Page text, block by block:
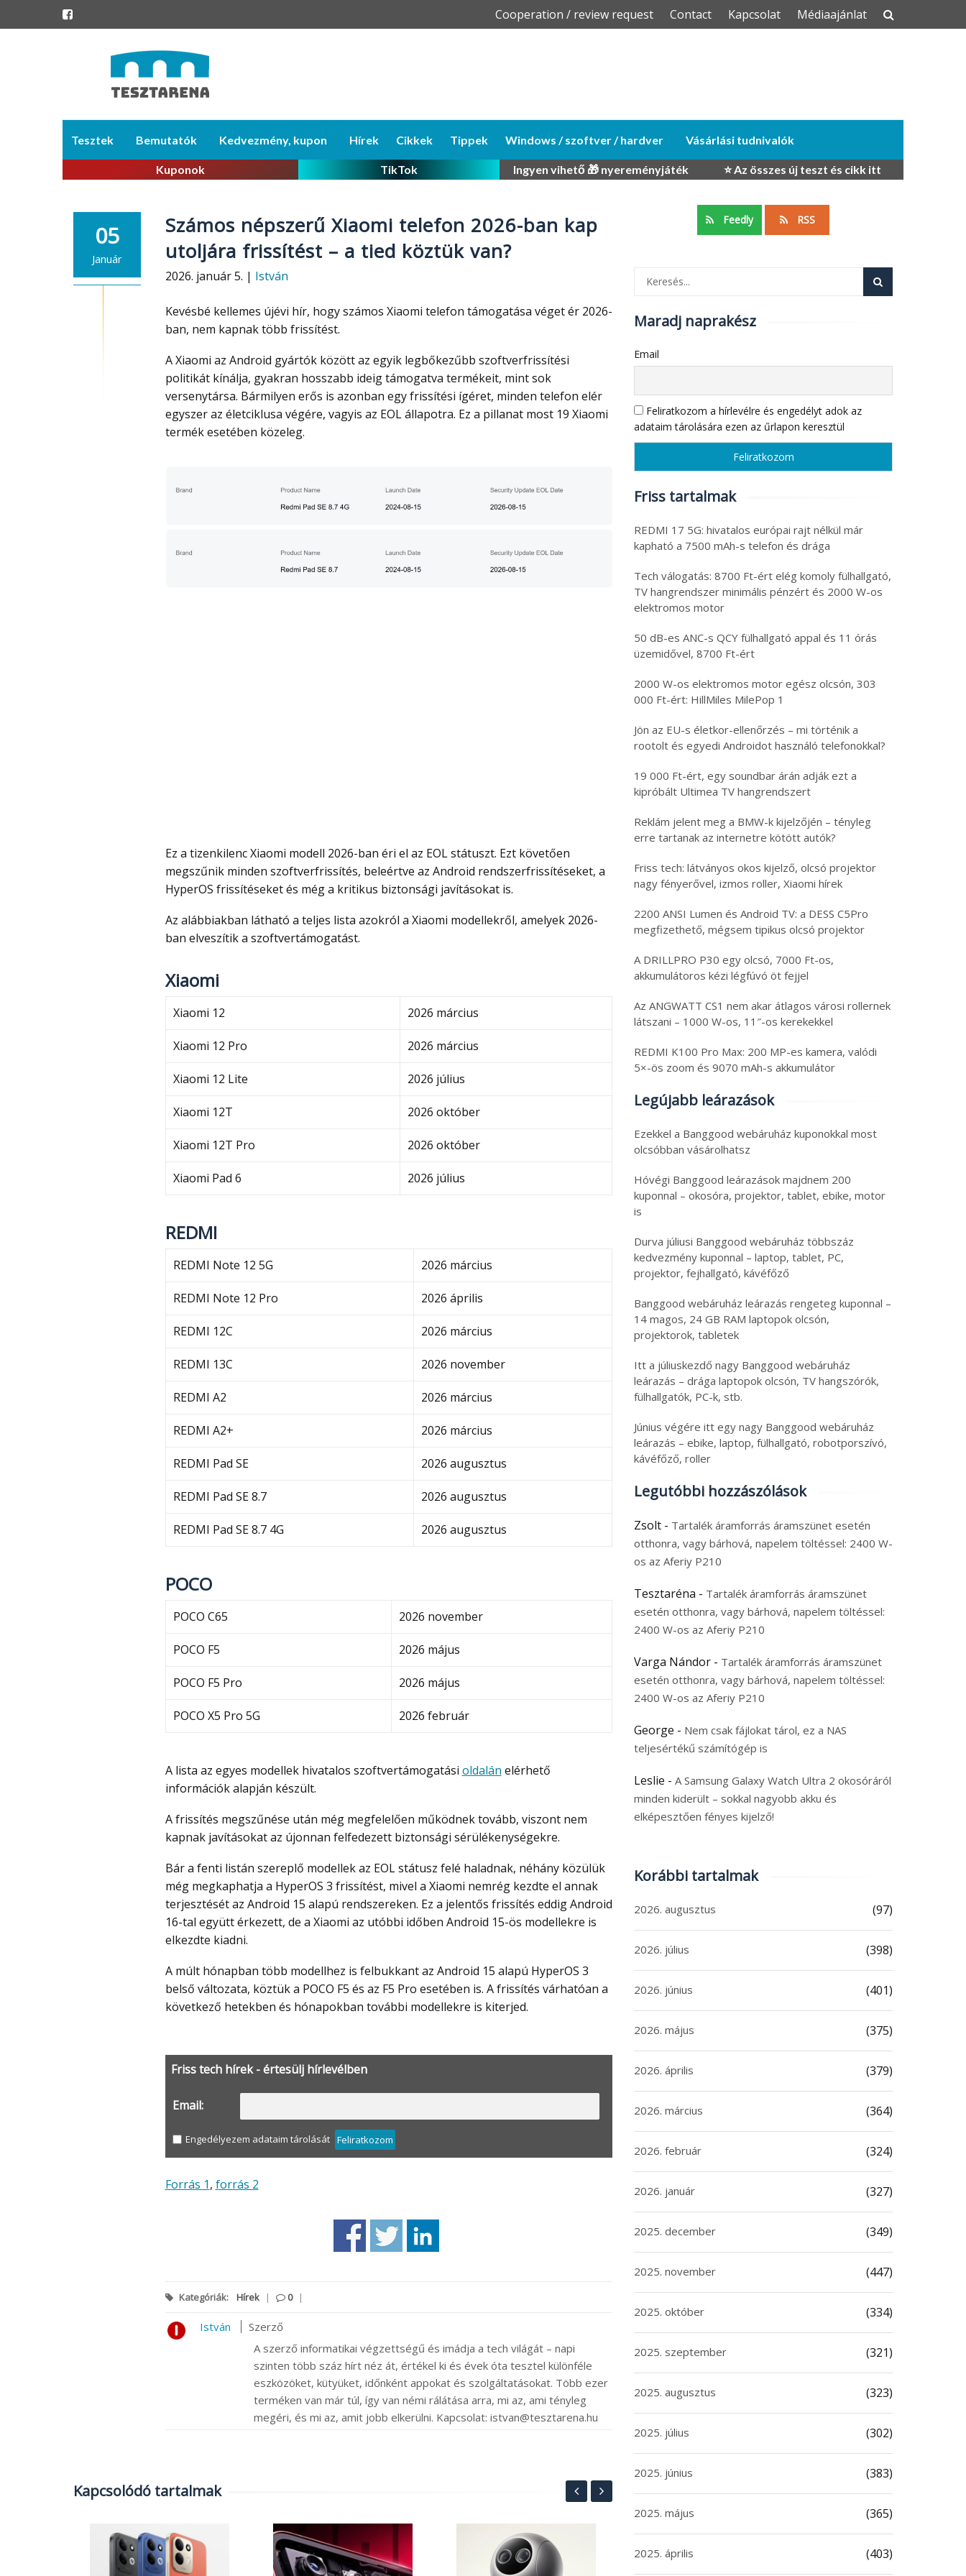
Skip
Cooperation / review request Contact Kapcsolat Médiaajánlat
content
Tesztek Bemutatók Kedvezmény, kupon Hírek Cikkek Tippek Windows / szoftver / hardver Vásárlási tudnivalók
Kuponok TikTok Ingyen vihető 🎁 nyereményjáték ⭐ Az összes új teszt és cikk itt
05
Január
Számos népszerű Xiaomi telefon 2026-ban kap
utoljára frissítést – a tied köztük van?
2026. január 5. | István
Kevésbé kellemes újévi hír, hogy számos Xiaomi telefon támogatása véget ér 2026-
ban, nem kapnak több frissítést.
A Xiaomi az Android gyártók között az egyik legbőkezűbb szoftverfrissítési
politikát kínálja, gyakran hosszabb ideig támogatva termékeit, mint sok
versenytársa. Bármilyen erős is azonban egy frissítési ígéret, minden telefon elér
egyszer az életciklusa végére, vagyis az EOL állapotra. Ez a pillanat most 19 Xiaomi
termék esetében közeleg.
Ez a tizenkilenc Xiaomi modell 2026-ban éri el az EOL státuszt. Ezt követően
megszűnik minden szoftverfrissítés, beleértve az Android rendszerfrissítéseket, a
HyperOS frissítéseket és még a kritikus biztonsági javításokat is.
Az alábbiakban látható a teljes lista azokról a Xiaomi modellekről, amelyek 2026-
ban elveszítik a szoftvertámogatást.
Xiaomi
Xiaomi 12 2026 március
Xiaomi 12 Pro 2026 március
Xiaomi 12 Lite 2026 július
Xiaomi 12T 2026 október
Xiaomi 12T Pro 2026 október
Xiaomi Pad 6 2026 július
REDMI
REDMI Note 12 5G 2026 március
REDMI Note 12 Pro 2026 április
REDMI 12C 2026 március
REDMI 13C 2026 november
REDMI A2 2026 március
REDMI A2+ 2026 március
REDMI Pad SE 2026 augusztus
REDMI Pad SE 8.7 2026 augusztus
REDMI Pad SE 8.7 4G 2026 augusztus
POCO
POCO C65 2026 november
POCO F5 2026 május
POCO F5 Pro 2026 május
POCO X5 Pro 5G 2026 február
A lista az egyes modellek hivatalos szoftvertámogatási oldalán elérhető
információk alapján készült.
A frissítés megszűnése után még megfelelően működnek tovább, viszont nem
kapnak javításokat az újonnan felfedezett biztonsági sérülékenységekre.
Bár a fenti listán szereplő modellek az EOL státusz felé haladnak, néhány közülük
még megkaphatja a HyperOS 3 frissítést, mivel a Xiaomi nemrég kezdte el annak
terjesztését az Android 15 alapú rendszereken. Ez a jelentős frissítés eddig Android
16-tal együtt érkezett, de a Xiaomi az utóbbi időben Android 15-ös modellekre is
elkezdte kiadni.
A múlt hónapban több modellhez is felbukkant az Android 15 alapú HyperOS 3
belső változata, köztük a POCO F5 és az F5 Pro esetében is. A frissítés várhatóan a
következő hetekben és hónapokban további modellekre is kiterjed.
Friss tech hírek - értesülj hírlevélben
Email:
Engedélyezem adataim tárolását Feliratkozom
Forrás 1, forrás 2
Kategóriák: Hírek | 0 |
István
Szerző
A szerző informatikai végzettségű és imádja a tech világát – napi
szinten több száz hírt néz át, értékel ki és évek óta tesztel különféle
eszközöket, kütyüket, időnként appokat és szolgáltatásokat. Több ezer
terméken van már túl, így van némi rálátása arra, mi az, ami tényleg
megéri, és mi az, amit jobb elkerülni. Kapcsolat: istvan@tesztarena.hu
Kapcsolódó tartalmak
titán tok, 21 napos
a Google Assistant az
Feedly RSS
Maradj naprakész
Email
Feliratkozom a hírlevélre és engedélyt adok az
adataim tárolására ezen az űrlapon keresztül
Friss tartalmak
REDMI 17 5G: hivatalos európai rajt nélkül már
kapható a 7500 mAh-s telefon és drága
Tech válogatás: 8700 Ft-ért elég komoly fülhallgató,
TV hangrendszer minimális pénzért és 2000 W-os
elektromos motor
50 dB-es ANC-s QCY fülhallgató appal és 11 órás
üzemidővel, 8700 Ft-ért
2000 W-os elektromos motor egész olcsón, 303
000 Ft-ért: HillMiles MilePop 1
Jön az EU-s életkor-ellenőrzés – mi történik a
rootolt és egyedi Androidot használó telefonokkal?
19 000 Ft-ért, egy soundbar árán adják ezt a
kipróbált Ultimea TV hangrendszert
Reklám jelent meg a BMW-k kijelzőjén – tényleg
erre tartanak az internetre kötött autók?
Friss tech: látványos okos kijelző, olcsó projektor
nagy fényerővel, izmos roller, Xiaomi hírek
2200 ANSI Lumen és Android TV: a DESS C5Pro
megfizethető, mégsem tipikus olcsó projektor
A DRILLPRO P30 egy olcsó, 7000 Ft-os,
akkumulátoros kézi légfúvó öt fejjel
Az ANGWATT CS1 nem akar átlagos városi rollernek
látszani – 1000 W-os, 11″-os kerekekkel
REDMI K100 Pro Max: 200 MP-es kamera, valódi
5×-ös zoom és 9070 mAh-s akkumulátor
Legújabb leárazások
Ezekkel a Banggood webáruház kuponokkal most
olcsóbban vásárolhatsz
Hóvégi Banggood leárazások majdnem 200
kuponnal – okosóra, projektor, tablet, ebike, motor
is
Durva júliusi Banggood webáruház többszáz
kedvezmény kuponnal – laptop, tablet, PC,
projektor, fejhallgató, kávéfőző
Banggood webáruház leárazás rengeteg kuponnal –
14 magos, 24 GB RAM laptopok olcsón,
projektorok, tabletek
Itt a júliuskezdő nagy Banggood webáruház
leárazás – drága laptopok olcsón, TV hangszórók,
fülhallgatók, PC-k, stb.
Június végére itt egy nagy Banggood webáruház
leárazás – ebike, laptop, fülhallgató, robotporszívó,
kávéfőző, roller
Legutóbbi hozzászólások
Zsolt - Tartalék áramforrás áramszünet esetén
otthonra, vagy bárhová, napelem töltéssel: 2400 W-
os az Aferiy P210
Tesztaréna - Tartalék áramforrás áramszünet
esetén otthonra, vagy bárhová, napelem töltéssel:
2400 W-os az Aferiy P210
Varga Nándor - Tartalék áramforrás áramszünet
esetén otthonra, vagy bárhová, napelem töltéssel:
2400 W-os az Aferiy P210
George - Nem csak fájlokat tárol, ez a NAS
teljesértékű számítógép is
Leslie - A Samsung Galaxy Watch Ultra 2 okosóráról
minden kiderült – sokkal nagyobb akku és
elképesztően fényes kijelző!
Korábbi tartalmak
2026. augusztus (97)
2026. július (398)
2026. június (401)
2026. május (375)
2026. április (379)
2026. március (364)
2026. február (324)
2026. január (327)
2025. december (349)
2025. november (447)
2025. október (334)
2025. szeptember (321)
2025. augusztus (323)
2025. július (302)
2025. június (383)
2025. május (365)
2025. április (403)